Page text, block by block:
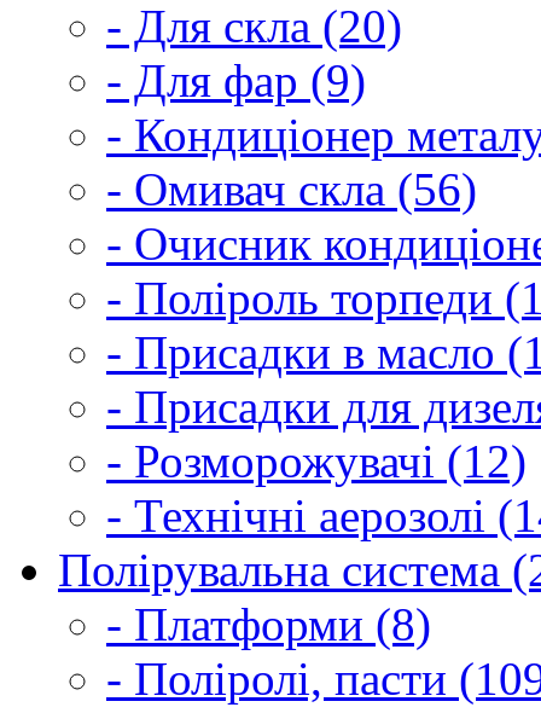
- Для скла (20)
- Для фар (9)
- Кондиціонер
- Омивач скла (56)
- Очисник
- Поліроль торпеди
- Присадки в масло
- Присадки для
- Розморожувачі (12)
- Технічні аерозолі
Полірувальна система
- Платформи (8)
- Поліролі, пасти